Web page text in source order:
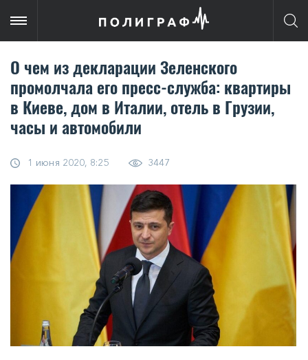
О чем из декларации Зеленского
промолчала его пресс-служба: квартиры
в Киеве, дом в Италии, отель в Грузии,
часы и автомобили
1 июня 2020, 8:25 3447